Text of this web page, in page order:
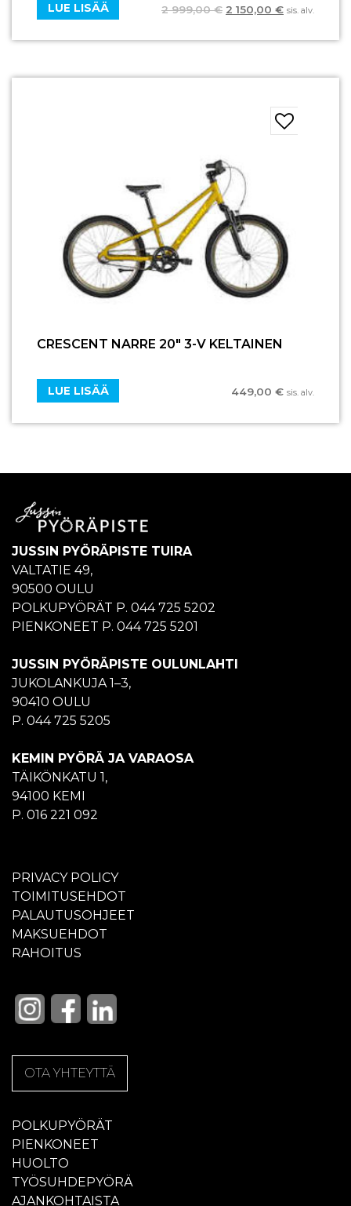
2 999,00€ 2 150,00 € sis. alv.
LUE LISÄÄ
CRESCENT NARRE 20″ 3-V KELTAINEN
449,00 € sis. alv.
LUE LISÄÄ
JUSSIN PYÖRÄPISTE TUIRA
VALTATIE 49,
90500 OULU
POLKUPYÖRÄT P. 044 725 5202
PIENKONEET P. 044 725 5201
JUSSIN PYÖRÄPISTE OULUNLAHTI
JUKOLANKUJA 1–3,
90410 OULU
P. 044 725 5205
KEMIN PYÖRÄ JA VARAOSA
TÄIKÖNKATU 1,
94100 KEMI
P. 016 221 092
PRIVACY POLICY
TOIMITUSEHDOT
PALAUTUSOHJEET
MAKSUEHDOT
RAHOITUS
OTA YHTEYTTÄ
POLKUPYÖRÄT
PIENKONEET
HUOLTO
TYÖSUHDEPYÖRÄ
AJANKOHTAISTA